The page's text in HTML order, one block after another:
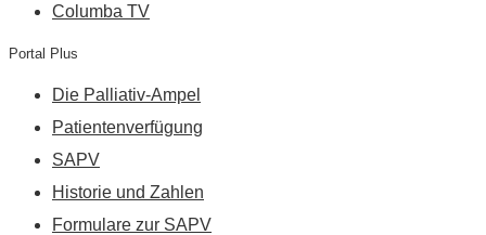
Columba TV
Portal Plus
Die Palliativ-Ampel
Patientenverfügung
SAPV
Historie und Zahlen
Formulare zur SAPV